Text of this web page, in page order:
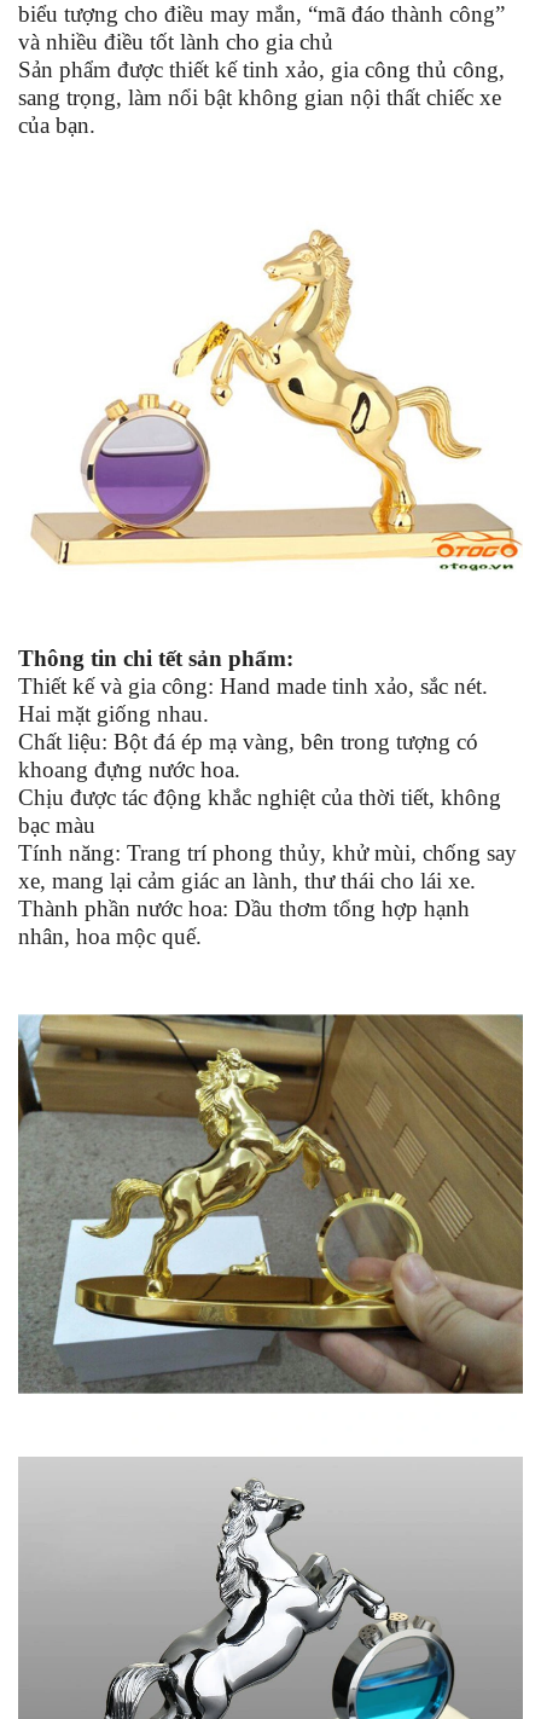
biểu tượng cho điều may mắn, “mã đáo thành công”
và nhiều điều tốt lành cho gia chủ
Sản phẩm được thiết kế tinh xảo, gia công thủ công,
sang trọng, làm nổi bật không gian nội thất chiếc xe
của bạn.
Thông tin chi tết sản phẩm:
Thiết kế và gia công: Hand made tinh xảo, sắc nét.
Hai mặt giống nhau.
Chất liệu: Bột đá ép mạ vàng, bên trong tượng có
khoang đựng nước hoa.
Chịu được tác động khắc nghiệt của thời tiết, không
bạc màu
Tính năng: Trang trí phong thủy, khử mùi, chống say
xe, mang lại cảm giác an lành, thư thái cho lái xe.
Thành phần nước hoa: Dầu thơm tổng hợp hạnh
nhân, hoa mộc quế.